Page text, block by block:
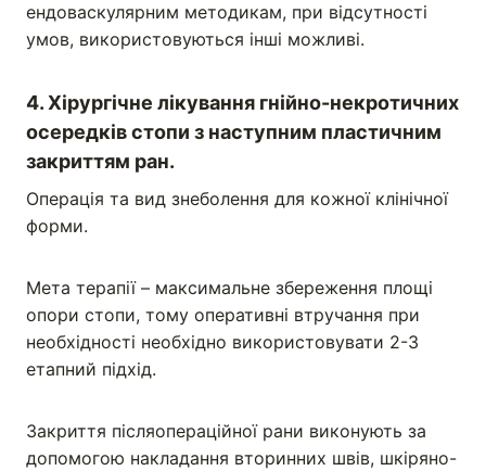
ендоваскулярним методикам, при відсутності
умов, використовуються інші можливі.
4. Хірургічне лікування гнійно-некротичних
осередків стопи з наступним пластичним
закриттям ран.
Операція та вид знеболення для кожної клінічної
форми.
Мета терапії – максимальне збереження площі
опори стопи, тому оперативні втручання при
необхідності необхідно використовувати 2-3
етапний підхід.
Закриття післяопераційної рани виконують за
допомогою накладання вторинних швів, шкіряно-